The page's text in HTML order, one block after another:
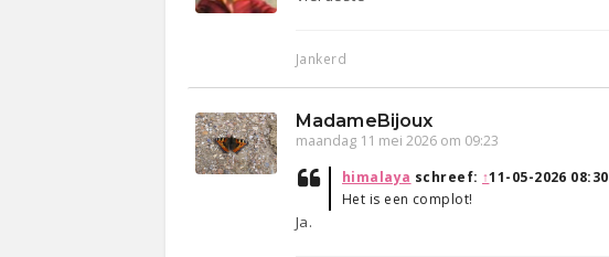
Jankerd
MadameBijoux
maandag 11 mei 2026 om 09:23
himalaya schreef: ↑11-05-2026 08:30
Het is een complot!
Ja.